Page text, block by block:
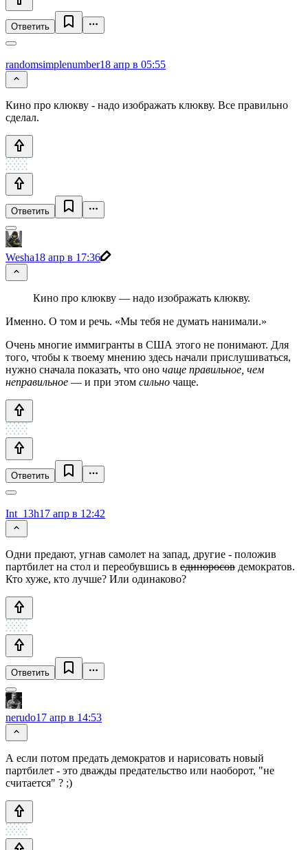
Ответить
randomsimplenumber18 апр в 05:55
Кино про клюкву - надо изображать клюкву. Все правильно
сделал.
Ответить
Wesha18 апр в 17:36
Кино про клюкву — надо изображать клюкву.
Именно. О том и речь. «Мы тебя не думать нанимали.»
Очень многие иммигранты в США этого не понимают. Для
того, чтобы к твоему мнению здесь начали прислушиваться,
нужно сначала показать, что оно чаще правильное, чем
неправильное — и при этом сильно чаще.
Ответить
Int_13h17 апр в 12:42
Одни предают, угнав самолет на запад, другие - положив
партбилет на стол и переобувшись в единоросов демократов.
Кто хуже, кто лучше? Или одинаково?
Ответить
nerudo17 апр в 14:53
А если потом предать демократов и нарисовать новый
партбилет - это дважды предательство или наоборот, "не
считается" ? ;)